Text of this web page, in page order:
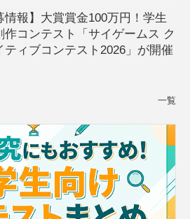
情報】大賞賞金100万円！学生
作コンテスト「サイゲームス ク
ティブコンテスト2026」が開催
一覧